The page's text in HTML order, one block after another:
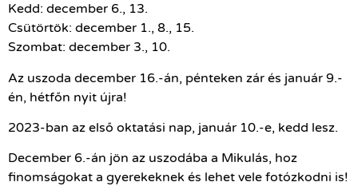
Kedd: december 6., 13.
Csütörtök: december 1., 8., 15.
Szombat: december 3., 10.
Az uszoda december 16.-án, pénteken zár és január 9.-
én, hétfőn nyit újra!
2023-ban az első oktatási nap, január 10.-e, kedd lesz.
December 6.-án jön az uszodába a Mikulás, hoz
finomságokat a gyerekeknek és lehet vele fotózkodni is!